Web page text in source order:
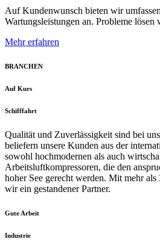
Auf Kundenwunsch bieten wir
Wartungsleistungen an. Probleme
Mehr erfahren
BRANCHEN
Auf Kurs
Schifffahrt
Qualität und Zuverlässigkeit sind bei
beliefern unsere Kunden aus der
sowohl hochmodernen als auch
Arbeitsluftkompressoren, die den
hoher See gerecht werden. Mit mehr
wir ein gestandener Partner.
Gute Arbeit
Industrie